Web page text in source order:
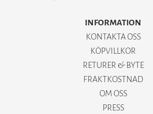
INFORMATION
KONTAKTA OSS
KÖPVILLKOR
RETURER & BYTE
FRAKTKOSTNAD
OM OSS
PRESS